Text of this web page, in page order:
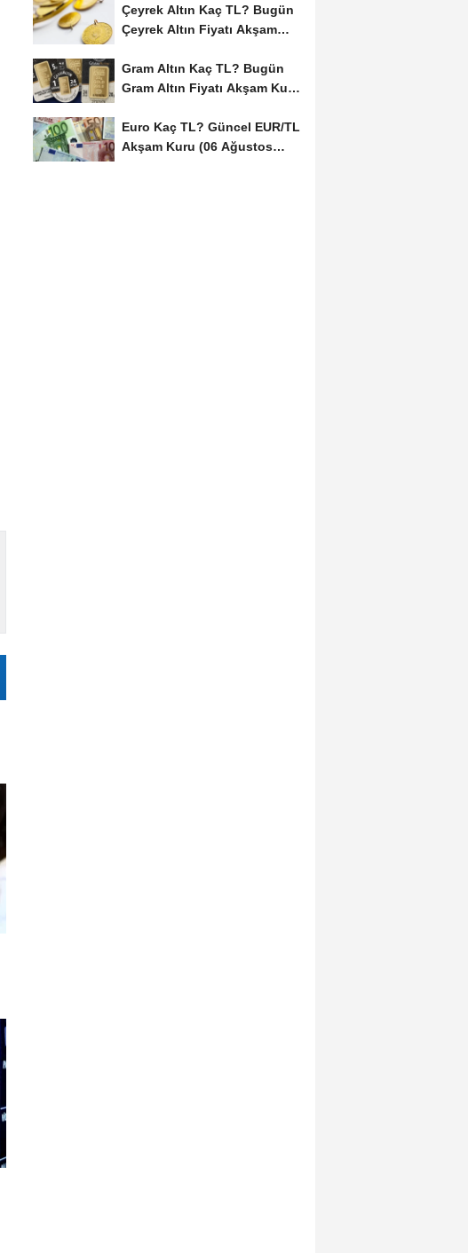
Çeyrek Altın Kaç TL? Bugün
Çeyrek Altın Fiyatı Akşam
Gram Altın Kaç TL? Bugün
Gram Altın Fiyatı Akşam Kuru
Euro Kaç TL? Güncel EUR/TL
Akşam Kuru (06 Ağustos